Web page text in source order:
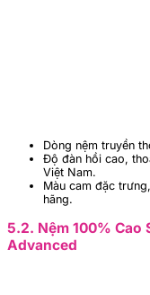
Dòng nệm truyền
Độ đàn hồi cao,
Việt Nam.
Màu cam đặc
hãng.
5.2. Nệm 100% Cao
Advanced